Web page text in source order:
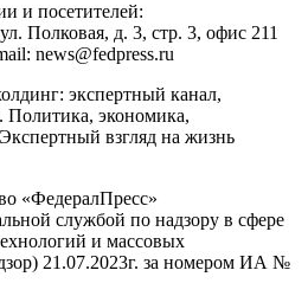
и посетителей:
ул. Полковая, д. 3, стр. 3, офис 211
news@fedpress.ru
экспертный канал,
Политика, экономика,
взгляд на жизнь
«ФедералПресс»
службой по надзору в сфере
и массовых
21.07.2023г. за номером ИА №